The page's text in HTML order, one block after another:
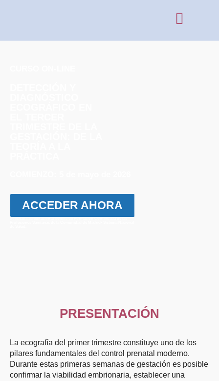
ACCEDER AHORA
PRESENTACIÓN
La ecografía del primer trimestre constituye uno de los
pilares fundamentales del control prenatal moderno.
Durante estas primeras semanas de gestación es posible
confirmar la viabilidad embrionaria, establecer una